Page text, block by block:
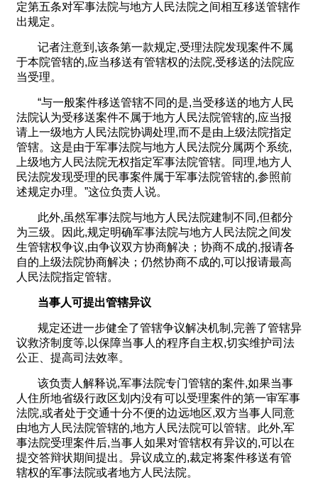
定第五条对军事法院与地方人民法院之间相互移送管辖作
出规定。
记者注意到,该条第一款规定,受理法院发现案件不属
于本院管辖的,应当移送有管辖权的法院,受移送的法院应
当受理。
“与一般案件移送管辖不同的是,当受移送的地方人民
法院认为受移送案件不属于地方人民法院管辖的,应当报
请上一级地方人民法院协调处理,而不是由上级法院指定
管辖。这是由于军事法院与地方人民法院分属两个系统,
上级地方人民法院无权指定军事法院管辖。同理,地方人
民法院发现受理的民事案件属于军事法院管辖的,参照前
述规定办理。”这位负责人说。
此外,虽然军事法院与地方人民法院建制不同,但都分
为三级。因此,规定明确军事法院与地方人民法院之间发
生管辖权争议,由争议双方协商解决；协商不成的,报请各
自的上级法院协商解决；仍然协商不成的,可以报请最高
人民法院指定管辖。
当事人可提出管辖异议
规定还进一步健全了管辖争议解决机制,完善了管辖异
议救济制度等,以保障当事人的程序自主权,切实维护司法
公正、提高司法效率。
该负责人解释说,军事法院专门管辖的案件,如果当事
人住所地省级行政区划内没有可以受理案件的第一审军事
法院,或者处于交通十分不便的边远地区,双方当事人同意
由地方人民法院管辖的,地方人民法院可以管辖。此外,军
事法院受理案件后,当事人如果对管辖权有异议的,可以在
提交答辩状期间提出。异议成立的,裁定将案件移送有管
辖权的军事法院或者地方人民法院。